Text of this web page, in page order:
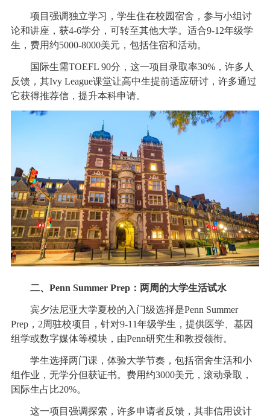
项目强调独立学习，学生住在校园宿舍，参与小组讨
论和讲座，获4-6学分，可转至其他大学。适合9-12年级学
生，费用约5000-8000美元，包括住宿和活动。
国际生需TOEFL 90分，这一项目录取率30%，许多人
反馈，其Ivy League课堂让高中生提前适应研讨，许多通过
它获得推荐信，提升本科申请。
二、Penn Summer Prep：两周的大学生活试水
宾夕法尼亚大学夏校的入门级选择是Penn Summer
Prep，2周驻校项目，针对9-11年级学生，提供医学、基因
组学或数字媒体等模块，由Penn研究生和教授领衔。
学生选择两门课，体验大学节奏，包括宿舍生活和小
组作业，无学分但获证书。费用约3000美元，滚动录取，
国际生占比20%。
这一项目强调探索，许多申请者反馈，其非信用设计